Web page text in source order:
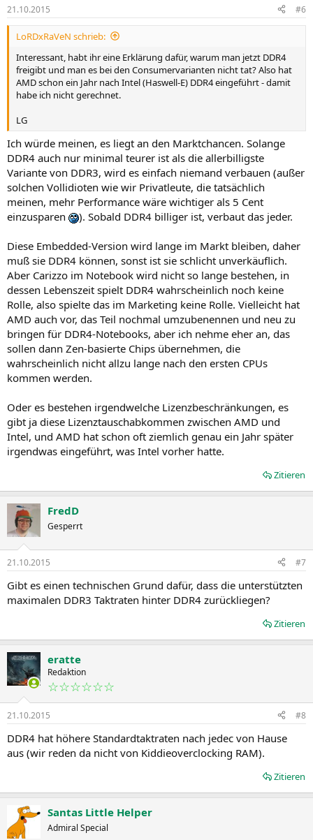
21.10.2015 #6
LoRDxRaVeN schrieb:
Interessant, habt ihr eine Erklärung dafür, warum man jetzt DDR4
freigibt und man es bei den Consumervarianten nicht tat? Also hat
AMD schon ein Jahr nach Intel (Haswell-E) DDR4 eingeführt - damit
habe ich nicht gerechnet.
LG
Ich würde meinen, es liegt an den Marktchancen. Solange
DDR4 auch nur minimal teurer ist als die allerbilligste
Variante von DDR3, wird es einfach niemand verbauen (außer
solchen Vollidioten wie wir Privatleute, die tatsächlich
meinen, mehr Performance wäre wichtiger als 5 Cent
einzusparen
). Sobald DDR4 billiger ist, verbaut das jeder.
Diese Embedded-Version wird lange im Markt bleiben, daher
muß sie DDR4 können, sonst ist sie schlicht unverkäuflich.
Aber Carizzo im Notebook wird nicht so lange bestehen, in
dessen Lebenszeit spielt DDR4 wahrscheinlich noch keine
Rolle, also spielte das im Marketing keine Rolle. Vielleicht hat
AMD auch vor, das Teil nochmal umzubenennen und neu zu
bringen für DDR4-Notebooks, aber ich nehme eher an, das
sollen dann Zen-basierte Chips übernehmen, die
wahrscheinlich nicht allzu lange nach den ersten CPUs
kommen werden.
Oder es bestehen irgendwelche Lizenzbeschränkungen, es
gibt ja diese Lizenztauschabkommen zwischen AMD und
Intel, und AMD hat schon oft ziemlich genau ein Jahr später
irgendwas eingeführt, was Intel vorher hatte.
Zitieren
FredD
Gesperrt
21.10.2015 #7
Gibt es einen technischen Grund dafür, dass die unterstützten
maximalen DDR3 Taktraten hinter DDR4 zurückliegen?
Zitieren
eratte
Redaktion
☆☆☆☆☆☆
21.10.2015 #8
DDR4 hat höhere Standardtaktraten nach jedec von Hause
aus (wir reden da nicht von Kiddieoverclocking RAM).
Zitieren
Santas Little Helper
Admiral Special